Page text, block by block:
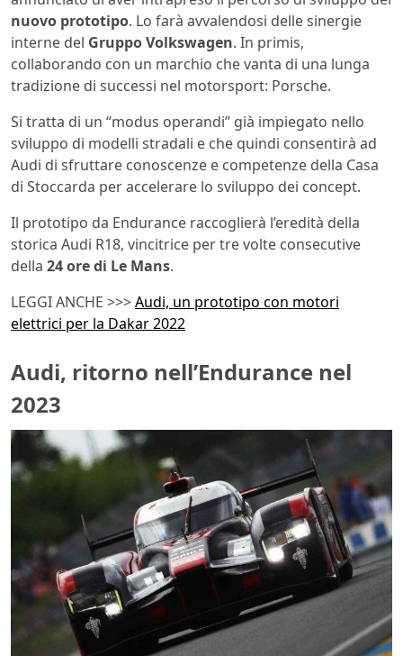
nuovo prototipo. Lo farà avvalendosi delle sinergie
interne del Gruppo Volkswagen. In primis,
collaborando con un marchio che vanta di una lunga
tradizione di successi nel motorsport: Porsche.
Si tratta di un “modus operandi” già impiegato nello
sviluppo di modelli stradali e che quindi consentirà ad
Audi di sfruttare conoscenze e competenze della Casa
di Stoccarda per accelerare lo sviluppo dei concept.
Il prototipo da Endurance raccoglierà l’eredità della
storica Audi R18, vincitrice per tre volte consecutive
della 24 ore di Le Mans.
LEGGI ANCHE >>>Audi, un prototipo con motori
elettrici per la Dakar 2022
Audi, ritorno nell’Endurance nel
2023